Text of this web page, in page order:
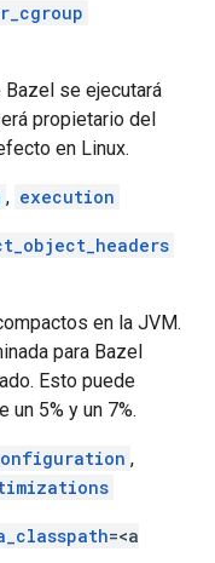
se ejecutará
propietario del
en Linux.
, execution
en la JVM.
para Bazel
Esto puede
5% y un 7%.
,
=<a